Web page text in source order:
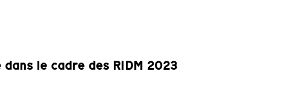
le cadre des RIDM 2023